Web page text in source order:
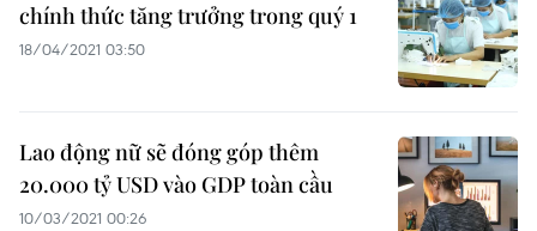
chính thức tăng trưởng trong quý 1
18/04/2021 03:50
Lao động nữ sẽ đóng góp thêm
20.000 tỷ USD vào GDP toàn cầu
10/03/2021 00:26